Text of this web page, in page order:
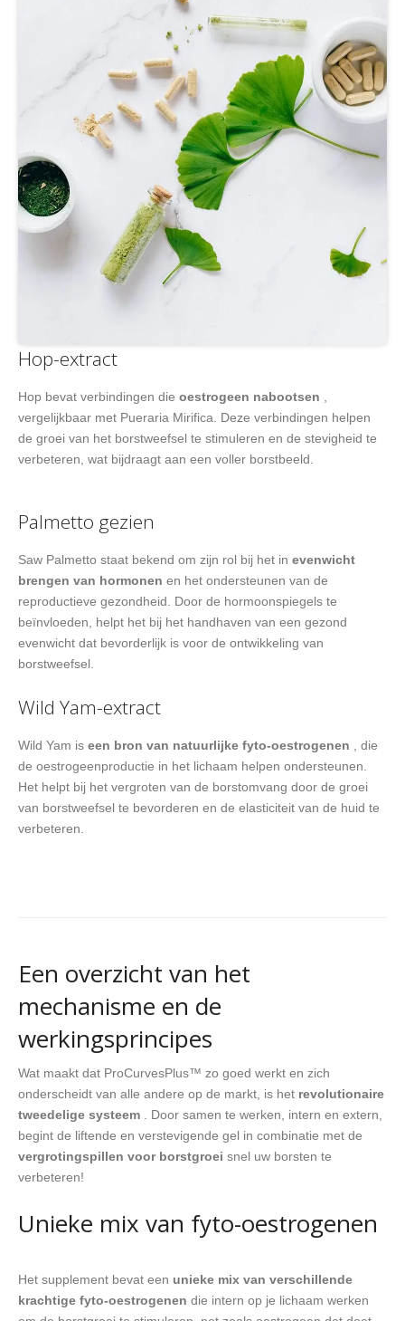
Hop-extract
Hop bevat verbindingen die oestrogeen nabootsen
vergelijkbaar met Pueraria Mirifica. Deze verbindingen helpen
de groei van het borstweefsel te stimuleren en de stevigheid te
verbeteren, wat bijdraagt aan een voller borstbeeld.
Palmetto gezien
Saw Palmetto staat bekend om zijn rol bij het in evenwicht
brengen van hormonen en het ondersteunen van de
reproductieve gezondheid. Door de hormoonspiegels te
beïnvloeden, helpt het bij het handhaven van een gezond
evenwicht dat bevorderlijk is voor de ontwikkeling van
borstweefsel.
Wild Yam-extract
Wild Yam is een bron van natuurlijke fyto-oestrogenen , die
de oestrogeenproductie in het lichaam helpen ondersteunen.
Het helpt bij het vergroten van de borstomvang door de groei
van borstweefsel te bevorderen en de elasticiteit van de huid te
verbeteren.
Een overzicht van het
mechanisme en de
werkingsprincipes
Wat maakt dat ProCurvesPlus™ zo goed werkt en zich
onderscheidt van alle andere op de markt, is het revolutionaire
tweedelige systeem . Door samen te werken, intern en extern,
begint de liftende en verstevigende gel in combinatie met de
vergrotingspillen voor borstgroei snel uw borsten te
verbeteren!
Unieke mix van fyto-oestrogenen
Het supplement bevat een unieke mix van verschillende
krachtige fyto-oestrogenen die intern op je lichaam werken